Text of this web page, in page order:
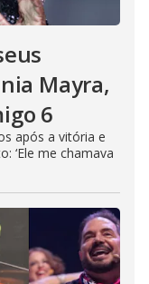
Mayra,
6
após a vitória e
‘Ele me chamava